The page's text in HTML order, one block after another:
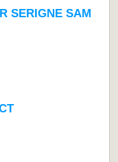
SERIGNE SAM